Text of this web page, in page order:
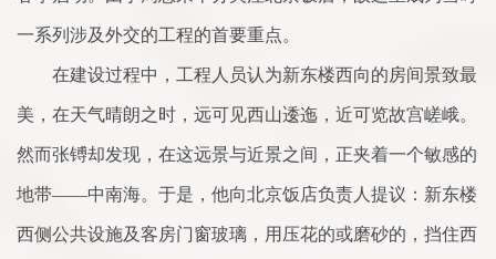
一系列涉及外交的工程的首要重点。
在建设过程中，工程人员认为新东楼西向的房间景致最
美，在天气晴朗之时，远可见西山逶迤，近可览故宫嵯峨。
然而张镈却发现，在这远景与近景之间，正夹着一个敏感的
地带——中南海。于是，他向北京饭店负责人提议：新东楼
西侧公共设施及客房门窗玻璃，用压花的或磨砂的，挡住西